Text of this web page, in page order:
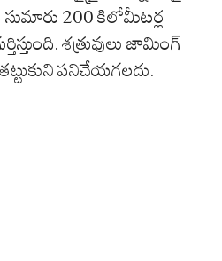
200 కిలోమీటర్ల
శత్రువులు జామింగ్‌
పనిచేయగలదు.